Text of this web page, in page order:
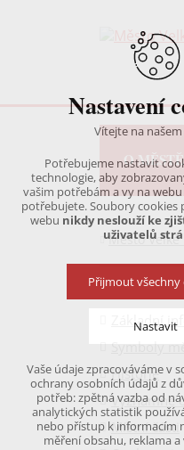
O MĚSTĚ
Město Velké
Základní
Symboly
Historie
Významné
Místní části
Nastavení
Vítejte na
Potřebujeme nastavit
technologie, aby
vašim potřebám a vy na
potřebujete. Soubory cookies
webu nikdy neslouží ke
uživatelů
Přijmout všechny
Nastavit
Technická cookies
nutná pro provozování
udržení kontextu stránek
přihlášení, volby jazyka,
Vaše údaje zpracováváme v
ochrany osobních údajů z
potřeb: zpětná vazba od
analytických statistik
nebo přístup k informacím
měření obsahu, reklama